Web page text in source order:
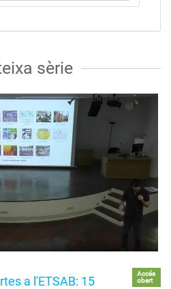
sèrie
a l'ETSAB: 15
Accés
obert